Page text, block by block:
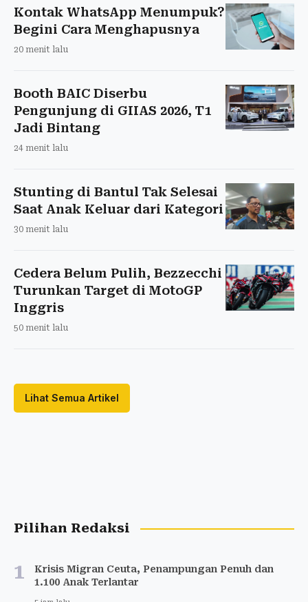
Kontak WhatsApp Menumpuk?
Begini Cara Menghapusnya
20 menit lalu
Booth BAIC Diserbu
Pengunjung di GIIAS 2026, T1
Jadi Bintang
24 menit lalu
Stunting di Bantul Tak Selesai
Saat Anak Keluar dari Kategori
30 menit lalu
Cedera Belum Pulih, Bezzecchi
Turunkan Target di MotoGP
Inggris
50 menit lalu
Lihat Semua Artikel
Pilihan Redaksi
1
Krisis Migran Ceuta, Penampungan Penuh dan
1.100 Anak Terlantar